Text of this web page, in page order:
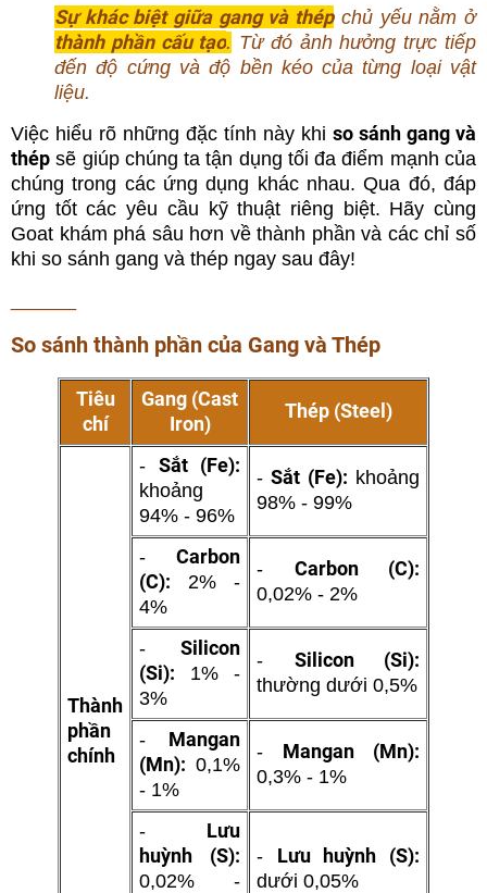
Sự khác biệt giữa gang và thépchủ yếu nằm ở
thành phần cấu tạo. Từ đó ảnh hưởng trực tiếp
đến độ cứng và độ bền kéo của từng loại vật
liệu.
Việc hiểu rõ những đặc tính này khi so sánh gang và
thép sẽ giúp chúng ta tận dụng tối đa điểm mạnh của
chúng trong các ứng dụng khác nhau. Qua đó, đáp
ứng tốt các yêu cầu kỹ thuật riêng biệt. Hãy cùng
Goat khám phá sâu hơn về thành phần và các chỉ số
khi so sánh gang và thép ngay sau đây!
So sánh thành phần của Gang và Thép
Tiêu
chí
Gang (Cast
Iron)
Thép (Steel)
Thành
phần
chính
- Sắt (Fe):
khoảng
94% - 96%
-Sắt (Fe): khoảng
98% - 99%
- Carbon
(C): 2% -
4%
- Carbon (C):
0,02% - 2%
- Silicon
(Si): 1% -
3%
- Silicon (Si):
thường dưới 0,5%
- Mangan
(Mn): 0,1%
- 1%
- Mangan (Mn):
0,3% - 1%
- Lưu
huỳnh (S):
0,02% -
- Lưu huỳnh (S):
dưới 0,05%